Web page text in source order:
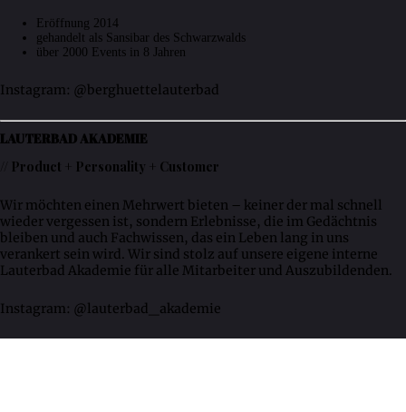
Eröffnung 2014
gehandelt als Sansibar des Schwarzwalds
über 2000 Events in 8 Jahren
Instagram: @berghuettelauterbad
LAUTERBAD AKADEMIE
// Product + Personality + Customer
Wir möchten einen Mehrwert bieten – keiner der mal schnell
wieder vergessen ist, sondern Erlebnisse, die im Gedächtnis
bleiben und auch Fachwissen, das ein Leben lang in uns
verankert sein wird. Wir sind stolz auf unsere eigene interne
Lauterbad Akademie für alle Mitarbeiter und Auszubildenden.
Instagram: @lauterbad_akademie